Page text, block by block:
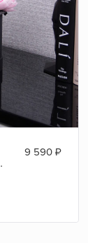
9 590 ₽